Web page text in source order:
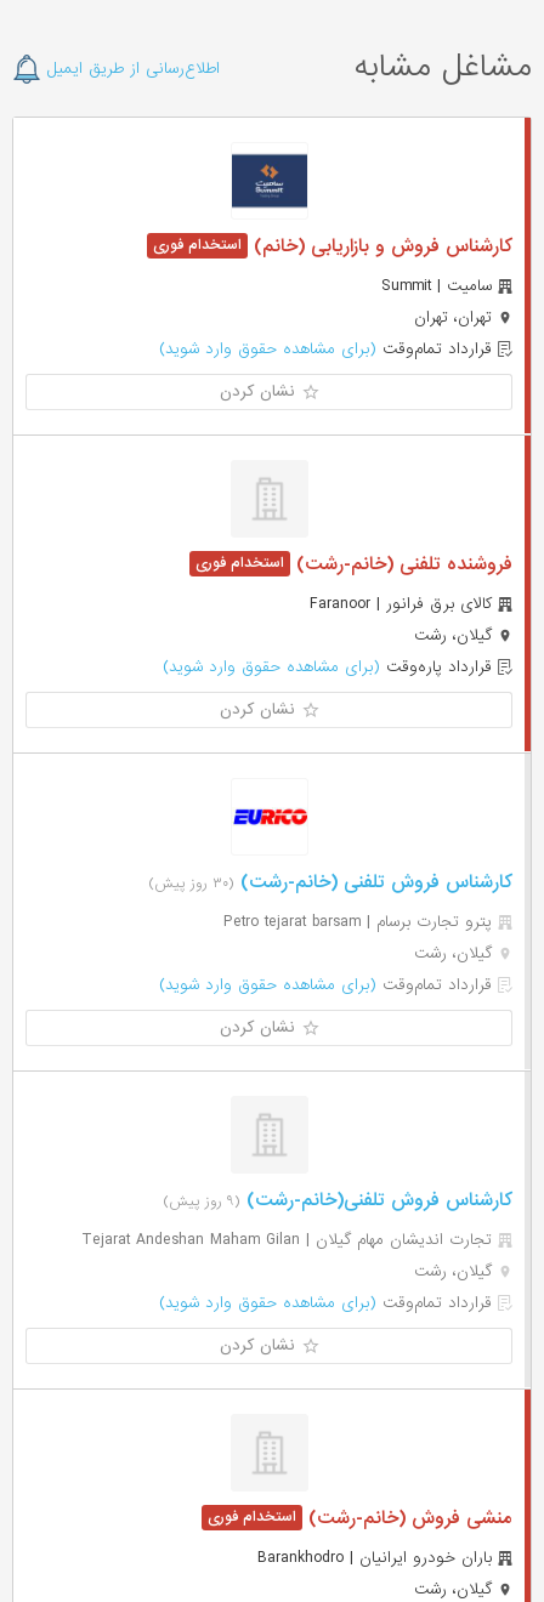
مشاغل مشابه اطلاع‌رسانی از طریق ایمیل
کارشناس فروش و بازاریابی (خانم)
سامیت | Summit
تهران، تهران
قرارداد تمام‌وقت (برای مشاهده حقوق وارد شوید)
نشان کردن
فروشنده تلفنی (خانم-رشت)
کالای برق فرانور | Faranoor
گیلان، رشت
قرارداد پاره‌وقت (برای مشاهده حقوق وارد شوید)
نشان کردن
کارشناس فروش تلفنی (خانم-رشت) (۳۰ روز پیش)
پترو تجارت برسام | Petro tejarat barsam
گیلان، رشت
قرارداد تمام‌وقت (برای مشاهده حقوق وارد شوید)
نشان کردن
کارشناس فروش تلفنی(خانم-رشت) (۹ روز پیش)
تجارت اندیشان مهام گیلان | Tejarat Andeshan Maham Gilan
گیلان، رشت
قرارداد تمام‌وقت (برای مشاهده حقوق وارد شوید)
نشان کردن
منشی فروش (خانم-رشت)
باران خودرو ایرانیان | Barankhodro
گیلان، رشت